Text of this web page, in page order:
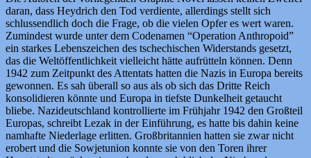
daran, dass Heydrich den Tod verdiente, allerdings stellt sich
schlussendlich doch die Frage, ob die vielen Opfer es wert waren.
Zumindest wurde unter dem Codenamen “Operation Anthropoid”
ein starkes Lebenszeichen des tschechischen Widerstands gesetzt,
das die Weltöffentlichkeit vielleicht hätte aufrütteln können. Denn
1942 zum Zeitpunkt des Attentats hatten die Nazis in Europa bereits
gewonnen. Es sah überall so aus als ob sich das Dritte Reich
konsolidieren könnte und Europa in tiefste Dunkelheit getaucht
bliebe. Nazideutschland kontrollierte im Frühjahr 1942 den Großteil
Europas, schreibt Lezak in der Einführung, es hatte bis dahin keine
namhafte Niederlage erlitten. Großbritannien hatten sie zwar nicht
erobert und die Sowjetunion konnte sie von den Toren ihrer